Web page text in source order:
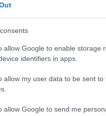
allow Google to enable storage
identifiers in apps.
allow my user data to be sent
allow Google to send me